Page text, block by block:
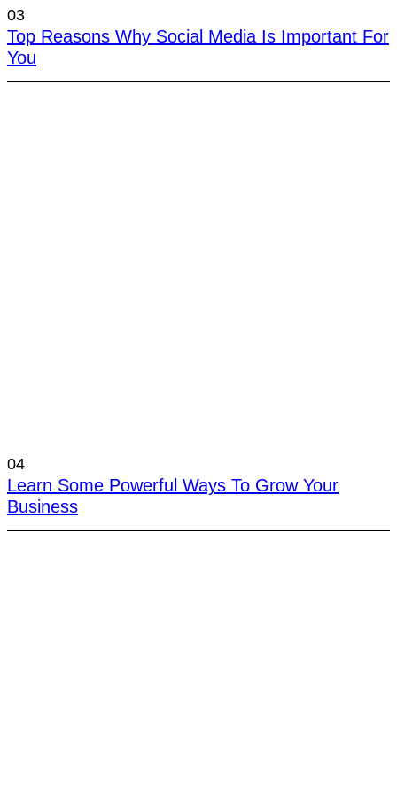
03
Top Reasons Why Social Media Is Important For
You
04
Learn Some Powerful Ways To Grow Your
Business